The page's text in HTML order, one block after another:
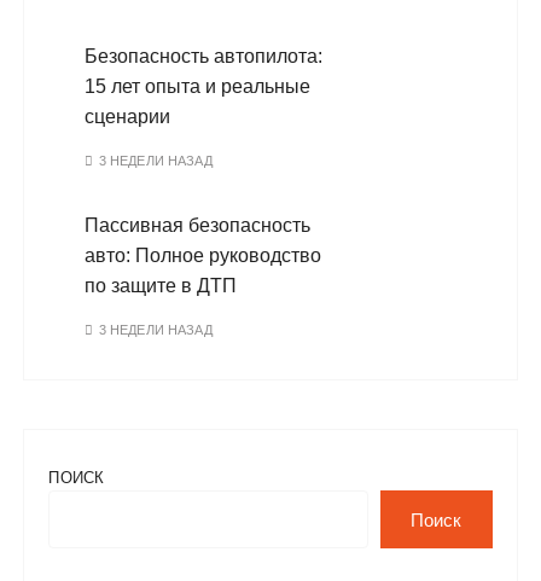
Безопасность автопилота:
15 лет опыта и реальные
сценарии
3 НЕДЕЛИ НАЗАД
Пассивная безопасность
авто: Полное руководство
по защите в ДТП
3 НЕДЕЛИ НАЗАД
ПОИСК
Поиск